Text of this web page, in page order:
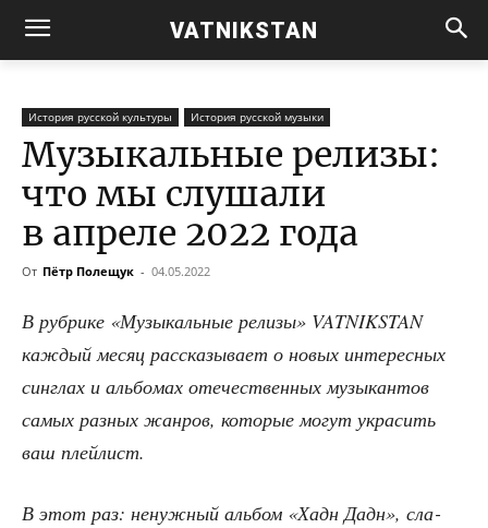
VATNIKSTAN
История русской культуры История русской музыки
Музыкальные релизы:
что мы слушали
в апреле 2022 года
От Пётр Полещук - 04.05.2022
В руб­ри­ке «Музы­каль­ные рели­зы» VATNIKSTAN
каж­дый месяц рас­ска­зы­ва­ет о новых инте­рес­ных
син­глах и аль­бо­мах оте­че­ствен­ных музы­кан­тов
самых раз­ных жан­ров, кото­рые могут укра­сить
ваш плейлист.
В этот раз: ненуж­ный аль­бом «Хадн Дадн», сла­